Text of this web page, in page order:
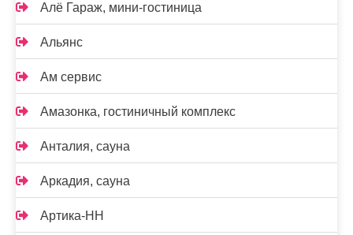
Алё Гараж, мини-гостиница
Альянс
Ам сервис
Амазонка, гостиничный комплекс
Анталия, сауна
Аркадия, сауна
Артика-НН